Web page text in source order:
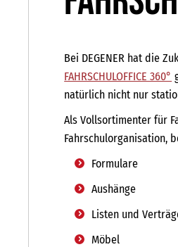
Bei DEGENER hat die
FAHRSCHULOFFICE 360°
natürlich nicht nur
Als Vollsortimenter für
Fahrschulorganisation,
Formulare
Aushänge
Listen und
Möbel